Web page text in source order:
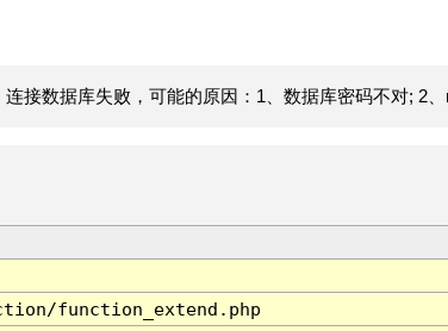
接数据库失败，可能的原因：1、数据库密码不对; 2、
function_extend.php